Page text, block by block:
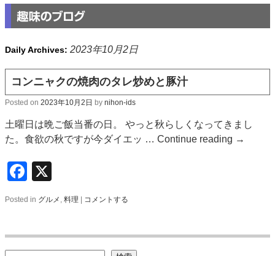
Daily Archives: 2023年10月2日
コンニャクの焼肉のタレ炒めと豚汁
Posted on 2023年10月2日 by nihon-ids
土曜日は晩ご飯当番の日。 やっと秋らしくなってきまし
た。食欲の秋ですが今ダイエッ … Continue reading →
Facebook
Posted in グルメ , 料理 コメントする